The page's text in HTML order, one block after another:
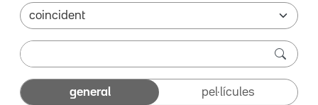
general pel·lícules